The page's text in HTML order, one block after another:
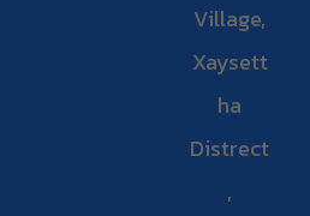
Village,
Xaysett
ha
Distrect
,